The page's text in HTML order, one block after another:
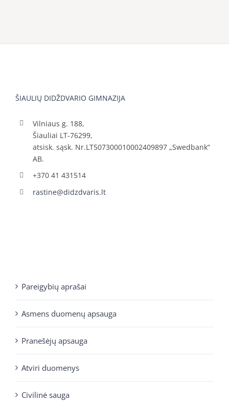
ŠIAULIŲ DIDŽDVARIO GIMNAZIJA
Vilniaus g. 188,
Šiauliai LT-76299,
atsisk. sąsk. Nr.LT507300010002409897 „Swedbank“
AB.
+370 41 431514
rastine@didzdvaris.lt
Pareigybių aprašai
Asmens duomenų apsauga
Pranešėjų apsauga
Atviri duomenys
Civilinė sauga